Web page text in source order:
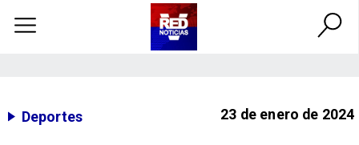
Deportes 23 de enero de 2024